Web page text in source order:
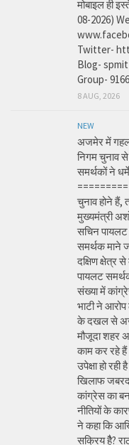
मोबाइल ही
08-2026)
Twitter-
Blog-
Group-
8 AUG, 2026
NEW
अजमेर में
निगम चुनाव
समर्थकों ने
चुनाव होने हैं,
मुख्यमंत्री
सचिन
समर्थक माने
दक्षिण क्षेत्र
पायलट
संख्या में
भाटी ने आरोप
के दखल से
मौजूदा शहर
काम कर रहे
उपेक्षा हो
खिलाफ
कांग्रेस का
नीतियों के
ने कहा कि
सक्रिय हैै?